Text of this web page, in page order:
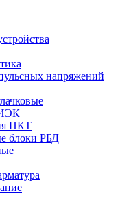
напряжений
ИЭК
ПКТ
блоки РБД